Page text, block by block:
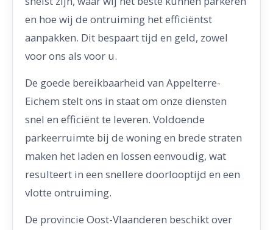
en hoe wij de ontruiming het efficiëntst
aanpakken. Dit bespaart tijd en geld, zowel
voor ons als voor u.
De goede bereikbaarheid van Appelterre-
Eichem stelt ons in staat om onze diensten
snel en efficiënt te leveren. Voldoende
parkeerruimte bij de woning en brede straten
maken het laden en lossen eenvoudig, wat
resulteert in een snellere doorlooptijd en een
vlotte ontruiming.
De provincie Oost-Vlaanderen beschikt over